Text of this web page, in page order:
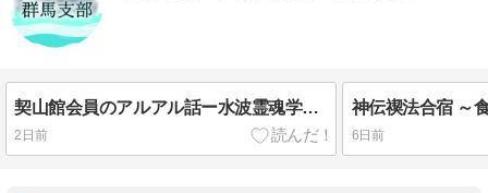
契山館会員のアルアル話ー水波霊魂学を知ると？ 会員Dさん
2日前 6日前